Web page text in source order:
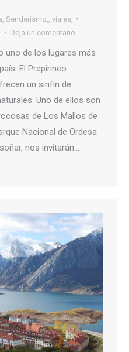
Senderismo,
viajes,
Deja un comentario
uno de los lugares más
El Prepirineo
un sinfín de
Uno de ellos son
de Los Mallos de
Nacional de Ordesa
nos invitarán…